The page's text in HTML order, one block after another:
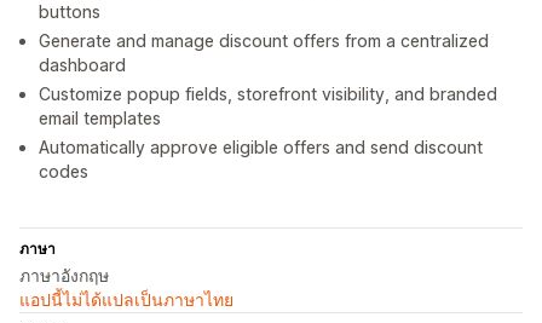
buttons
Generate and manage discount offers from a centralized
dashboard
Customize popup fields, storefront visibility, and branded
email templates
Automatically approve eligible offers and send discount
codes
ภาษา
ภาษาอังกฤษ
แอปนี้ไม่ได้แปลเป็นภาษาไทย